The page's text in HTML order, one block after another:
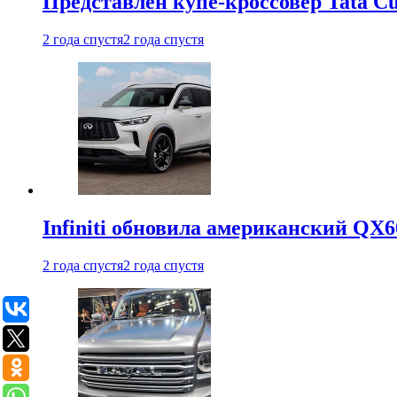
2 года спустя2 года спустя
Infiniti обновила американский
2 года спустя2 года спустя